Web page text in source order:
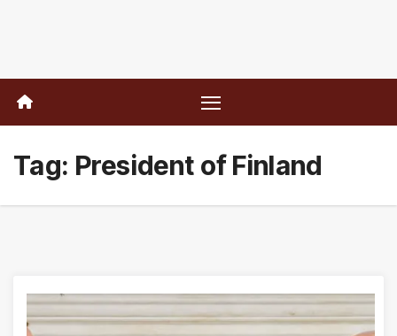
Tag: President of Finland